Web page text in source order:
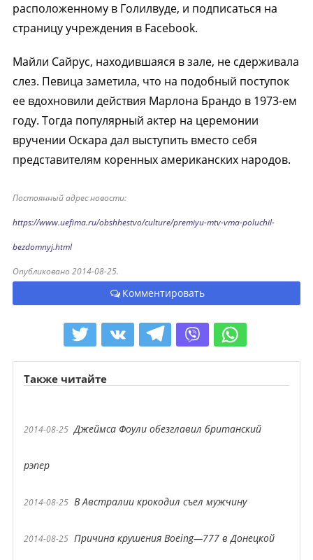
расположенному в Голилвуде, и подписаться на
страницу учреждения в Facebook.
Майли Сайрус, находившаяся в зале, не сдерживала
слез. Певица заметила, что на подобный поступок
ее вдохновили действия Марлона Брандо в 1973-ем
году. Тогда популярный актер на церемонии
вручении Оскара дал выступить вместо себя
представителям коренных американских народов.
Постоянный адрес новости:
https://www.uefima.ru/obshhestvo/culture/premiyu-mtv-vma-poluchil-
bezdomnyj.html
Опубликовано 2014-08-25.
Комментировать
Также читайте
2014-08-25 Джеймса Фоули обезглавил британский
рэпер
2014-08-25 В Австралии крокодил съел мужчину
2014-08-25 Причина крушения Boeing—777 в Донецкой